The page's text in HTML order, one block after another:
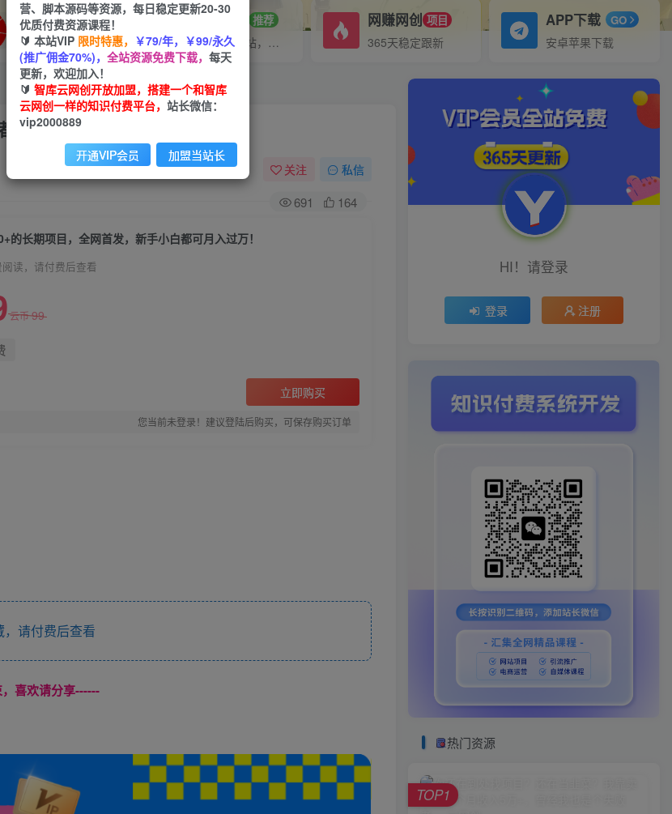
VIP推广
70%分佣
会员专属推广链接
招募站长 推荐
搭建同款网站，自己当老板
网赚网创 项目
365天稳定跟新
APP下载 GO
安卓苹果下载
月入过万！
关注 私信
691 164
的长期项目，全网首发，新手小白都可月入过万！
读，请付费后查看
云币99
立即购买
您当前未登录！建议登陆后购买，可保存购买订单
，请付费后查看
喜欢请分享------
HI！请登录
登录 注册
热门资源
TOP1
营、脚本源码等资源，每日稳定更新20-30
优质付费资源课程！
🔰 本站VIP 限时特惠， ￥79/年，￥99/永久
(推广佣金70%)， 全站资源免费下载， 每天
更新，欢迎加入！
🔰 智库云网创开放加盟，搭建一个和智库
云网创一样的知识付费平台， 站长微信：
vip2000889
开通VIP会员 加盟当站长